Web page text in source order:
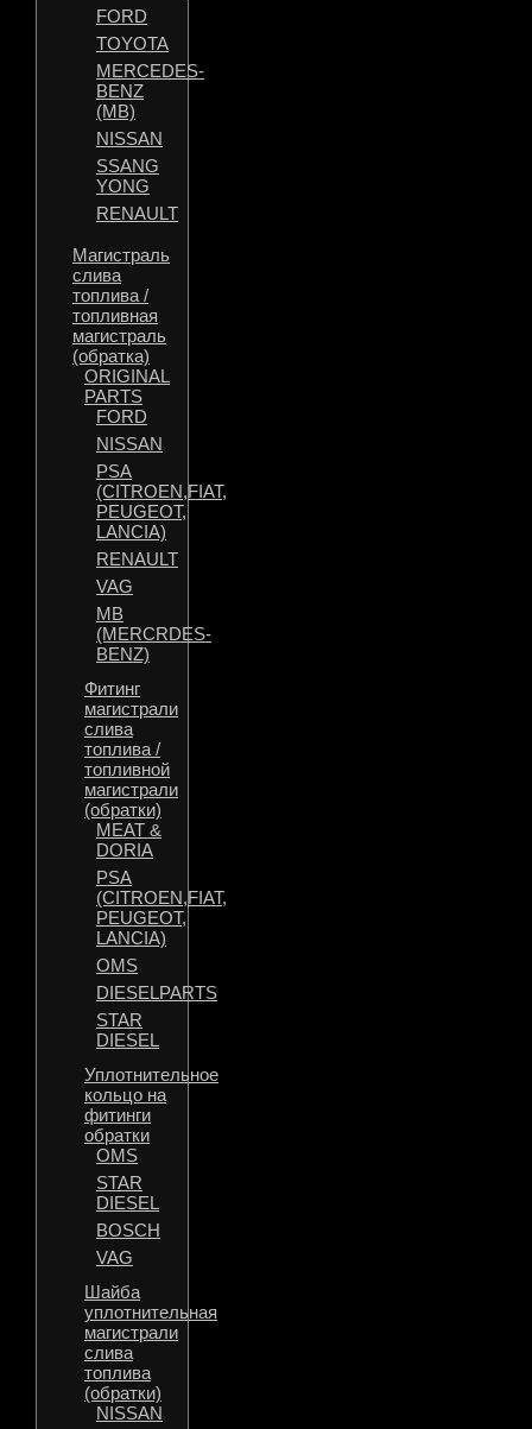
FORD
TOYOTA
MERCEDES-
BENZ
(MB)
NISSAN
SSANG
YONG
RENAULT
Магистраль
слива
топлива /
топливная
магистраль
(обратка)
ORIGINAL
PARTS
FORD
NISSAN
PSA
(CITROEN,FIAT,
PEUGEOT,
LANCIA)
RENAULT
VAG
MB
(MERCRDES-
BENZ)
Фитинг
магистрали
слива
топлива /
топливной
магистрали
(обратки)
MEAT &
DORIA
PSA
(CITROEN,FIAT,
PEUGEOT,
LANCIA)
OMS
DIESELPARTS
STAR
DIESEL
Уплотнительное
кольцо на
фитинги
обратки
OMS
STAR
DIESEL
BOSCH
VAG
Шайба
уплотнительная
магистрали
слива
топлива
(обратки)
NISSAN